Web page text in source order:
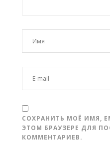
СОХРАНИТЬ МОЁ ИМЯ,
ЭТОМ БРАУЗЕРЕ ДЛЯ
КОММЕНТАРИЕВ.